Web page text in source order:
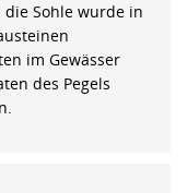
Sohle wurde in
im Gewässer
des Pegels